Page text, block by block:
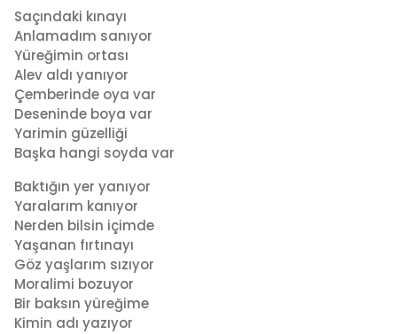
o
2
a
y
a
g
o
y
a
d
m
i
n
Saçındaki kınayı
Anlamadım sanıyor
Yüreğimin ortası
Alev aldı yanıyor
Çemberinde oya var
Deseninde boya var
Yarimin güzelliği
Başka hangi soyda var
Baktığın yer yanıyor
Yaralarım kanıyor
Nerden bilsin içimde
Yaşanan fırtınayı
Göz yaşlarım sızıyor
Moralimi bozuyor
Bir baksın yüreğime
Kimin adı yazıyor